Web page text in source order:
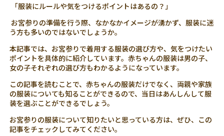
「服装にルールや気をつけるポイントはあるの？」
お宮参りの準備を行う際、なかなかイメージが湧かず、服装に迷
う方も多いのではないでしょうか。
本記事では、お宮参りで着用する服装の選び方や、気をつけたい
ポイントを具体的に紹介しています。赤ちゃんの服装は男の子、
女の子それぞれの選び方もわかるようになっています。
この記事を読むことで、赤ちゃんの服装だけでなく、両親や家族
の服装についても知ることができるので、当日はあんしんして服
装を選ぶことができるでしょう。
お宮参りの服装について知りたいと思っている方は、ぜひ、この
記事をチェックしてみてください。